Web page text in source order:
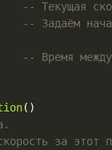
-- Текущая
-- Задаём
-- Время
()
за этот